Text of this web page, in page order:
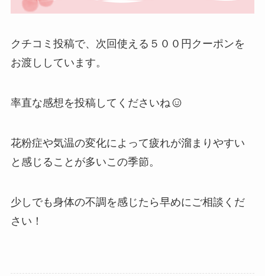
クチコミ投稿で、次回使える５００円クーポンを
お渡ししています。
率直な感想を投稿してくださいね
花粉症や気温の変化によって疲れが溜まりやすい
と感じることが多いこの季節。
少しでも身体の不調を感じたら早めにご相談くだ
さい！